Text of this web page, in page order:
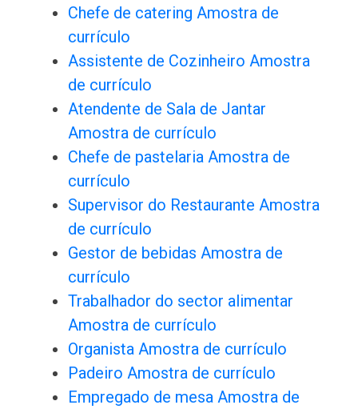
Chefe de catering Amostra de
currículo
Assistente de Cozinheiro Amostra
de currículo
Atendente de Sala de Jantar
Amostra de currículo
Chefe de pastelaria Amostra de
currículo
Supervisor do Restaurante Amostra
de currículo
Gestor de bebidas Amostra de
currículo
Trabalhador do sector alimentar
Amostra de currículo
Organista Amostra de currículo
Padeiro Amostra de currículo
Empregado de mesa Amostra de